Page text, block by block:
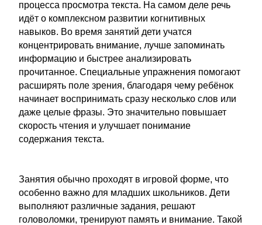
процесса просмотра текста. На самом деле речь
идёт о комплексном развитии когнитивных
навыков. Во время занятий дети учатся
концентрировать внимание, лучше запоминать
информацию и быстрее анализировать
прочитанное. Специальные упражнения помогают
расширять поле зрения, благодаря чему ребёнок
начинает воспринимать сразу несколько слов или
даже целые фразы. Это значительно повышает
скорость чтения и улучшает понимание
содержания текста.
Занятия обычно проходят в игровой форме, что
особенно важно для младших школьников. Дети
выполняют различные задания, решают
головоломки, тренируют память и внимание. Такой